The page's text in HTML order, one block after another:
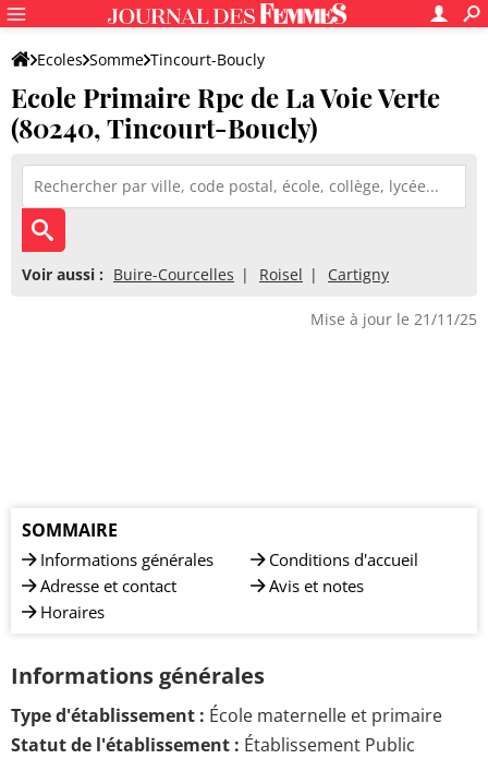
Ecoles Somme Tincourt-Boucly
Ecole Primaire Rpc de La Voie Verte
Ecole Primaire Rpc de La Voie Verte
(80240, Tincourt-Boucly)
Voir aussi : Buire-Courcelles Roisel Cartigny
Mise à jour le 21/11/25
SOMMAIRE
Informations générales
Adresse et contact
Horaires
Conditions d'accueil
Avis et notes
Informations générales
Type d'établissement : École maternelle et primaire
Statut de l'établissement : Établissement Public